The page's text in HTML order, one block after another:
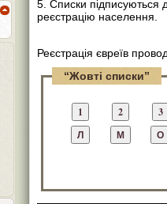
5. Списки підписуються
реєстрацію населення.
Реєстрація євреїв
“Жовті списки”